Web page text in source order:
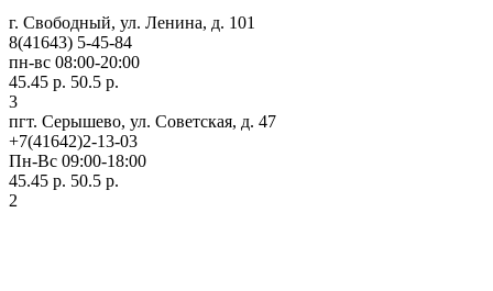
г. Свободный, ул. Ленина, д. 101
8(41643) 5-45-84
пн-вс 08:00-20:00
45.45 р. 50.5 р.
3
пгт. Серышево, ул. Советская, д. 47
+7(41642)2-13-03
Пн-Вс 09:00-18:00
45.45 р. 50.5 р.
2